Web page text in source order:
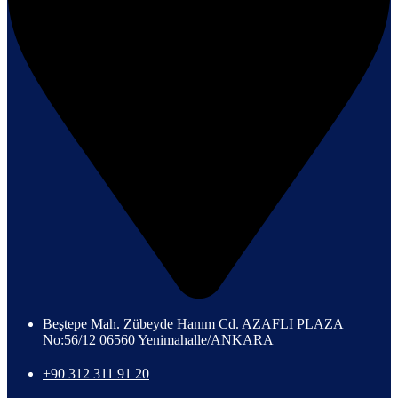
Beştepe Mah. Zübeyde Hanım Cd. AZAFLI PLAZA
No:56/12 06560 Yenimahalle/ANKARA
+90 312 311 91 20